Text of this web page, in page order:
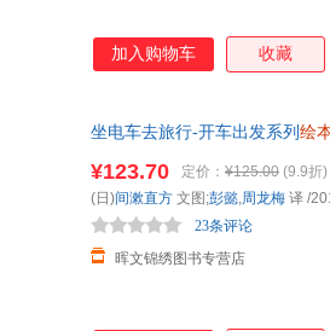
加入购物车 收藏
坐电车去旅行-开车出发系列 绘
¥123.70 定价： ¥125.00 (9.9折)
晖文锦绣图书专营店
23条评论
(日)间漱直方 文图;彭懿,周龙梅 译 /